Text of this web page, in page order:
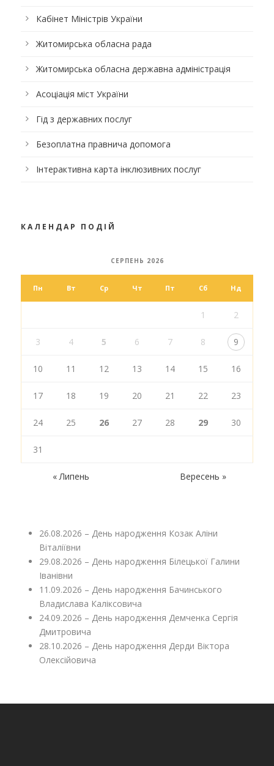
Кабінет Міністрів України
Житомирська обласна рада
Житомирська обласна державна адміністрація
Асоціація міст України
Гід з державних послуг
Безоплатна правнича допомога
Інтерактивна карта інклюзивних послуг
КАЛЕНДАР ПОДІЙ
СЕРПЕНЬ 2026
Пн Вт Ср Чт Пт Сб Нд
1 2
3 4 5 6 7 8 9
10 11 12 13 14 15 16
17 18 19 20 21 22 23
24 25 26 27 28 29 30
31
« Липень Вересень »
26.08.2026 – День народження Козак Аліни
Віталіївни
29.08.2026 – День народження Білецької Галини
Іванівни
11.09.2026 – День народження Бачинського
Владислава Каліксовича
24.09.2026 – День народження Демченка Сергія
Дмитровича
28.10.2026 – День народження Дерди Віктора
Олексійовича